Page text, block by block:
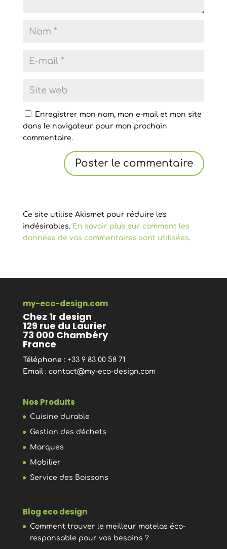
Enregistrer mon nom, mon e-mail et mon site
dans le navigateur pour mon prochain
commentaire.
Ce site utilise Akismet pour réduire les
indésirables. En savoir plus sur comment les
données de vos commentaires sont utilisées.
my-eco-design.com
Chez 1r design
129 rue du Laurier
73 000 Chambéry
France
Téléphone : +33 9 83 00 58 71
Email: contact@my-eco-design.com
Nos Produits
Cuisine durable
Gestion des déchets
Marques
Mobilier
Service des Boissons
Blog eco design
Comment trouver le meilleur matelas éco-
responsable pour vos besoins ?